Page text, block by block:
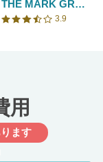
THE MARK GRAND HOTEL
口コミ評価
3.9
用
ます